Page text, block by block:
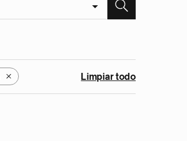
X Limpiar todo